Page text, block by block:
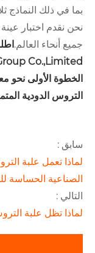
بما في ذلك النماذج
نحن نقدم اختبار
جميع أنحاء العالم.
الخطوة الأولى نحو
التروس الدودية
سابق :
لماذا تعمل علبة
الصناعية الحساسة
التالي :
لماذا تظل علبة